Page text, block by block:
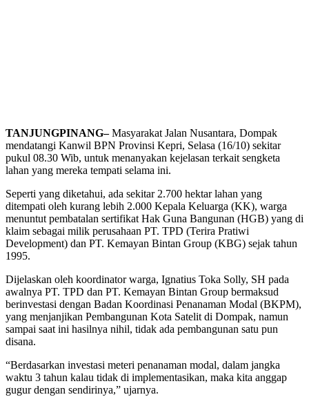
TANJUNGPINANG–Masyarakat Jalan Nusantara, Dompak
mendatangi Kanwil BPN Provinsi Kepri, Selasa (16/10) sekitar
pukul 08.30 Wib, untuk menanyakan kejelasan terkait sengketa
lahan yang mereka tempati selama ini.
Seperti yang diketahui, ada sekitar 2.700 hektar lahan yang
ditempati oleh kurang lebih 2.000 Kepala Keluarga (KK), warga
menuntut pembatalan sertifikat Hak Guna Bangunan (HGB) yang di
klaim sebagai milik perusahaan PT. TPD (Terira Pratiwi
Development) dan PT. Kemayan Bintan Group (KBG) sejak tahun
1995.
Dijelaskan oleh koordinator warga, Ignatius Toka Solly, SH pada
awalnya PT. TPD dan PT. Kemayan Bintan Group bermaksud
berinvestasi dengan Badan Koordinasi Penanaman Modal (BKPM),
yang menjanjikan Pembangunan Kota Satelit di Dompak, namun
sampai saat ini hasilnya nihil, tidak ada pembangunan satu pun
disana.
“Berdasarkan investasi meteri penanaman modal, dalam jangka
waktu 3 tahun kalau tidak di implementasikan, maka kita anggap
gugur dengan sendirinya,” ujarnya.